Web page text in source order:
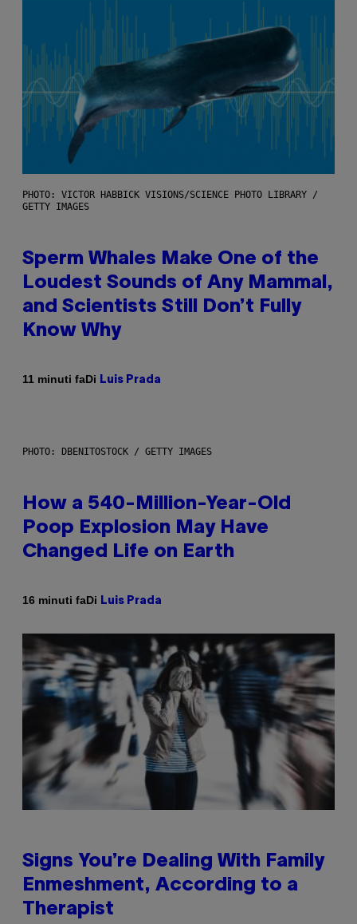
PHOTO: VICTOR HABBICK VISIONS/SCIENCE PHOTO LIBRARY /
GETTY IMAGES
Sperm Whales Make One of the
Loudest Sounds of Any Mammal,
and Scientists Still Don’t Fully
Know Why
11 minuti faDi Luis Prada
PHOTO: DBENITOSTOCK / GETTY IMAGES
How a 540-Million-Year-Old
Poop Explosion May Have
Changed Life on Earth
16 minuti faDi Luis Prada
Signs You’re Dealing With Family
Enmeshment, According to a
Therapist